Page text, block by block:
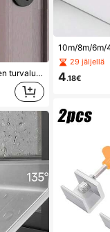
1/2 kpl ikkunan rajoittimen turvalukko, metallinen suojaava ikkunan turvalukko, liukuikkunan rajoitin, ikkunan turvalukko, turvallisuussuoja, kodinsisustus
29 jäljellä
4.18€